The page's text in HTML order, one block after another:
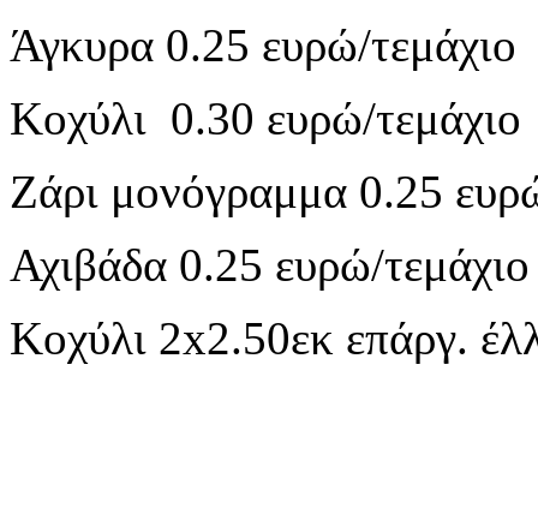
Άγκυρα 0.25 ευρώ/τεμάχιο
Κοχύλι 0.30 ευρώ/τεμάχιο
Ζάρι μονόγραμμα 0.25
Αχιβάδα 0.25 ευρώ/τεμάχιο
Κοχύλι 2x2.50εκ επάργ.